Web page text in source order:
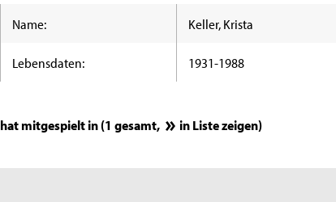
Name: Keller, Krista
Lebensdaten: 1931-1988
hat mitgespielt in (1 gesamt, in Liste zeigen)